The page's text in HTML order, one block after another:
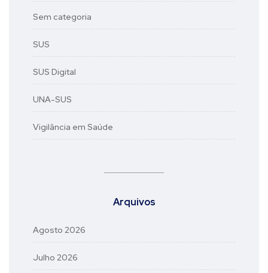
Sem categoria
SUS
SUS Digital
UNA-SUS
Vigilância em Saúde
Arquivos
Agosto 2026
Julho 2026